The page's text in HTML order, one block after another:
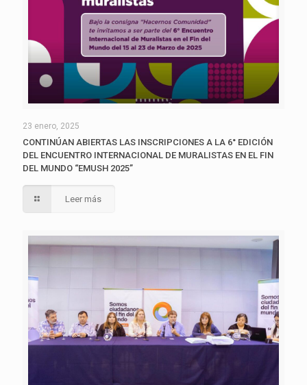
23 enero, 2025
CONTINÚAN ABIERTAS LAS INSCRIPCIONES A LA 6° EDICIÓN
DEL ENCUENTRO INTERNACIONAL DE MURALISTAS EN EL FIN
DEL MUNDO “EMUSH 2025”
Leer más